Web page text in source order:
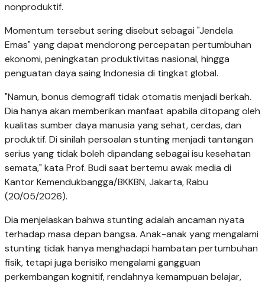
nonproduktif.
Momentum tersebut sering disebut sebagai "Jendela
Emas" yang dapat mendorong percepatan pertumbuhan
ekonomi, peningkatan produktivitas nasional, hingga
penguatan daya saing Indonesia di tingkat global.
"Namun, bonus demografi tidak otomatis menjadi berkah.
Dia hanya akan memberikan manfaat apabila ditopang oleh
kualitas sumber daya manusia yang sehat, cerdas, dan
produktif. Di sinilah persoalan stunting menjadi tantangan
serius yang tidak boleh dipandang sebagai isu kesehatan
semata," kata Prof. Budi saat bertemu awak media di
Kantor Kemendukbangga/BKKBN, Jakarta, Rabu
(20/05/2026).
Dia menjelaskan bahwa stunting adalah ancaman nyata
terhadap masa depan bangsa. Anak-anak yang mengalami
stunting tidak hanya menghadapi hambatan pertumbuhan
fisik, tetapi juga berisiko mengalami gangguan
perkembangan kognitif, rendahnya kemampuan belajar,